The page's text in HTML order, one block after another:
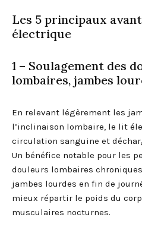
Les 5 principaux
électrique
1 – Soulagement des
lombaires, jambes
En relevant légèrement les
l’inclinaison lombaire, le lit
circulation sanguine et
Un bénéfice notable pour les
douleurs lombaires
jambes lourdes en fin de
mieux répartir le poids du
musculaires nocturnes.